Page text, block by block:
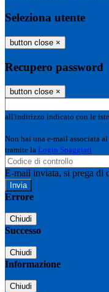
Seleziona utente
button close ×
Recupero password
button close ×
all'indirizzo indicato con le
Non hai una e-mail associata
tramite la Login Spaggiari
E-mail inviata, si prega di
Errore
Chiudi
Successo
Chiudi
Informazione
Chiudi